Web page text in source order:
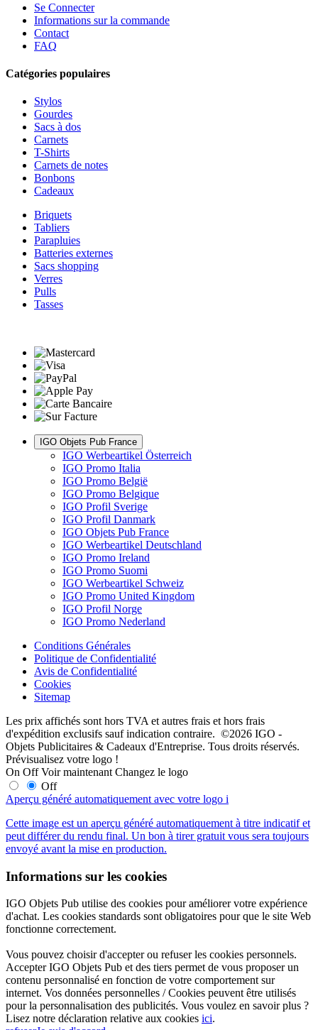
Se Connecter
Informations sur la commande
Contact
FAQ
Catégories populaires
Stylos
Gourdes
Sacs à dos
Carnets
T-Shirts
Carnets de notes
Bonbons
Cadeaux
Briquets
Tabliers
Parapluies
Batteries externes
Sacs shopping
Verres
Pulls
Tasses
IGO Objets Pub France
IGO Werbeartikel Österreich
IGO Promo Italia
IGO Promo België
IGO Promo Belgique
IGO Profil Sverige
IGO Profil Danmark
IGO Objets Pub France
IGO Werbeartikel Deutschland
IGO Promo Ireland
IGO Promo Suomi
IGO Werbeartikel Schweiz
IGO Promo United Kingdom
IGO Profil Norge
IGO Promo Nederland
Conditions Générales
Politique de Confidentialité
Avis de Confidentialité
Cookies
Sitemap
Les prix affichés sont hors TVA et autres frais et hors frais
d'expédition exclusifs sauf indication contraire. ©2026 IGO -
Objets Publicitaires & Cadeaux d'Entreprise. Tous droits réservés.
Prévisualisez votre logo !
On Off Voir maintenant Changez le logo
Off
Aperçu généré automatiquement avec votre logo i
Cette image est un aperçu généré automatiquement à titre indicatif et
peut différer du rendu final. Un bon à tirer gratuit vous sera toujours
envoyé avant la mise en production.
Informations sur les cookies
IGO Objets Pub utilise des cookies pour améliorer votre expérience
d'achat. Les cookies standards sont obligatoires pour que le site Web
fonctionne correctement.
Vous pouvez choisir d'accepter ou refuser les cookies personnels.
Accepter IGO Objets Pub et des tiers permet de vous proposer un
contenu personnalisé en fonction de votre comportement sur
internet. Vos données personnelles / Cookies peuvent être utilisés
pour la personnalisation des publicités. Vous voulez en savoir plus ?
Lisez notre déclaration relative aux cookies ici.